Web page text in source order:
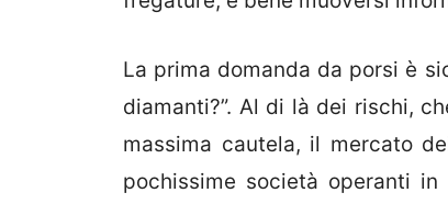
La prima domanda da porsi è
diamanti?”. Al di là dei rischi,
massima cautela, il mercato
pochissime società operanti